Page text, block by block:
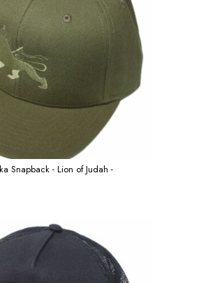
Snapback - Lion of Judah -